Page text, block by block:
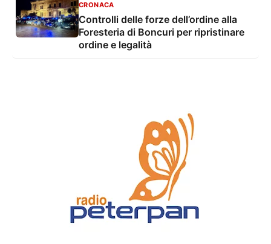
CRONACA
Controlli delle forze dell’ordine alla
Foresteria di Boncuri per ripristinare
ordine e legalità